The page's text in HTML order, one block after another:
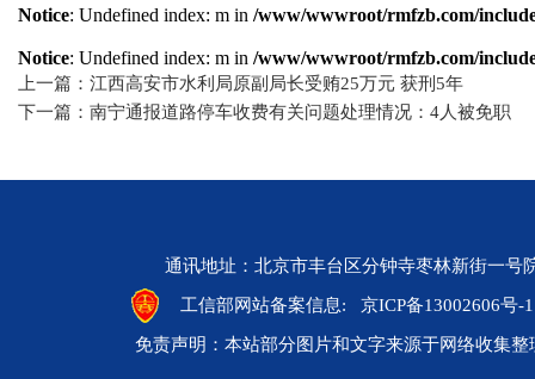
Notice: Undefined index: m in /www/wwwroot/rmfzb.com/
Notice: Undefined index: m in /www/wwwroot/rmfzb.com/
上一篇：江西高安市水利局原副局长受贿25万元 获刑5年
下一篇：南宁通报道路停车收费有关问题处理情况：4人被免职
通讯地址：北京市丰台区分钟寺枣林新街一
工信部网站备案信息: 京ICP备13002606号-1
免责声明：本站部分图片和文字来源于网络收集